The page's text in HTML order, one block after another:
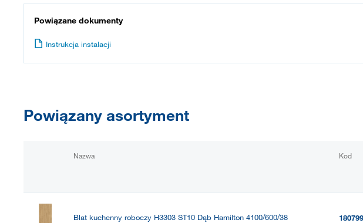
Powiązane dokumenty
Instrukcja instalacji
Powiązany asortyment
Nazwa Kod
Blat kuchenny roboczy H3303 ST10 Dąb Hamilton 4100/600/38 180799